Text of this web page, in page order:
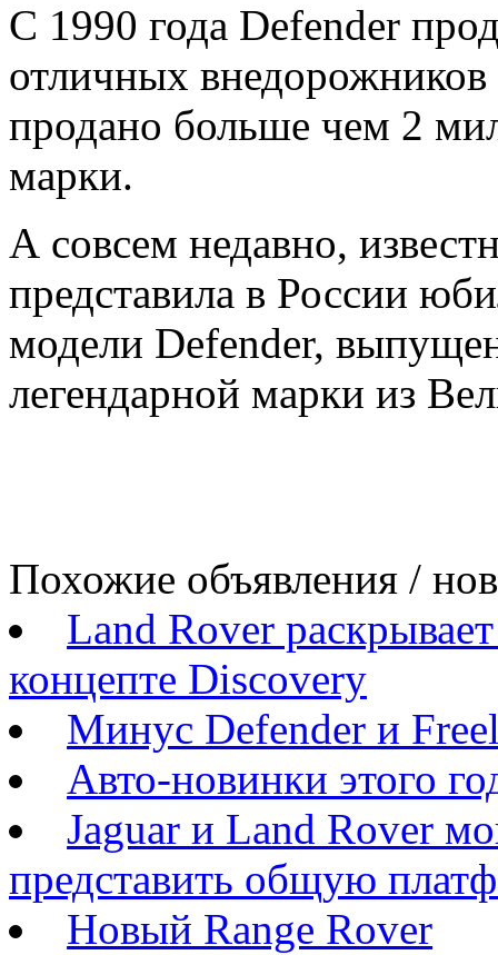
С 1990 года Defender
отличных
продано больше чем 2
марки.
А совсем недавно,
представила в России
модели Defender,
легендарной марки из
Похожие объявления /
Land Rover
концепте Discovery
Минус Defender и
Авто-новинки этого
Jaguar и Land Rover
представить общую
Новый Range Rover